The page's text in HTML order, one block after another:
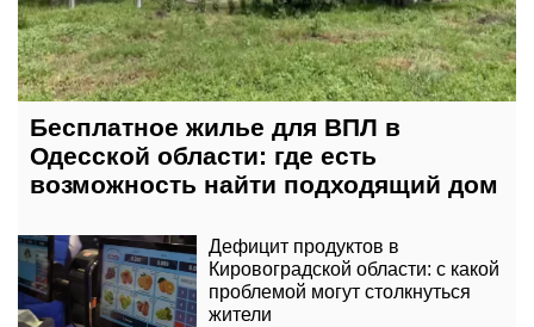
Бесплатное жилье для ВПЛ в
Одесской области: где есть
возможность найти подходящий дом
Дефицит продуктов в
Кировоградской области: с какой
проблемой могут столкнуться
жители